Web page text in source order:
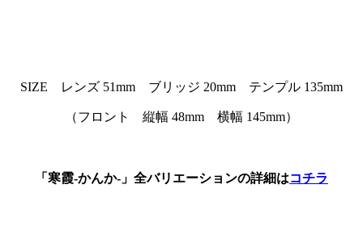
SIZE レンズ 51mm ブリッジ 20mm テンプル 135mm
（フロント 縦幅 48mm 横幅 145mm）
「寒霞-かんか-」全バリエーションの詳細はコチラ